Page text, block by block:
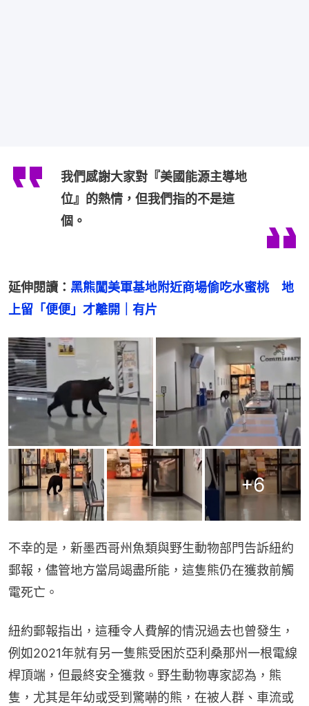
我們感謝大家對『美國能源主導地
位』的熱情，但我們指的不是這
個。
延伸閱讀： 黑熊闖美軍基地附近商場偷吃水蜜桃　地
上留「便便」才離開｜有片
+6
不幸的是，新墨西哥州魚類與野生動物部門告訴紐約
郵報，儘管地方當局竭盡所能，這隻熊仍在獲救前觸
電死亡。
紐約郵報指出，這種令人費解的情況過去也曾發生，
例如2021年就有另一隻熊受困於亞利桑那州一根電線
桿頂端，但最終安全獲救。野生動物專家認為，熊
隻，尤其是年幼或受到驚嚇的熊，在被人群、車流或